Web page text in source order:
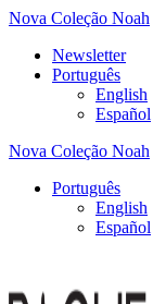
Nova Coleção Noah
Newsletter
Português
English
Español
Nova Coleção Noah
Português
English
Español